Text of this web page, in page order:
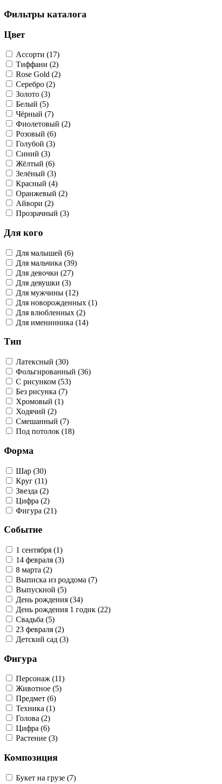
Фильтры каталога
Цвет
Ассорти (17)
Тиффани (2)
Rose Gold (2)
Серебро (2)
Золото (3)
Белый (5)
Чёрный (7)
Фиолетовый (2)
Розовый (6)
Голубой (3)
Синий (3)
Жёлтый (6)
Зелёный (3)
Красный (4)
Оранжевый (2)
Айвори (2)
Прозрачный (3)
Для кого
Для малышей (6)
Для мальчика (39)
Для девочки (27)
Для девушки (3)
Для мужчины (12)
Для новорожденных (1)
Для влюбленных (2)
Для именинника (14)
Тип
Латексный (30)
Фольгированный (36)
С рисунком (53)
Без рисунка (7)
Хромовый (1)
Ходячий (2)
Смешанный (7)
Под потолок (18)
Форма
Шар (30)
Круг (11)
Звезда (2)
Цифра (2)
Фигура (21)
Событие
1 сентября (1)
14 февраля (3)
8 марта (2)
Выписка из роддома (7)
Выпускной (5)
День рождения (34)
День рождения 1 годик (22)
Свадьба (5)
23 февраля (2)
Детский сад (3)
Фигура
Персонаж (11)
Животное (5)
Предмет (6)
Техника (1)
Голова (2)
Цифра (6)
Растение (3)
Композиция
Букет на грузе (7)